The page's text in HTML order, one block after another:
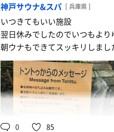
神戸サウナ&スパ [ 兵庫県 ]
いつきてもいい施設
翌日休みでしたのでいつもより
朝ウナもできてスッキリしまし
0 85